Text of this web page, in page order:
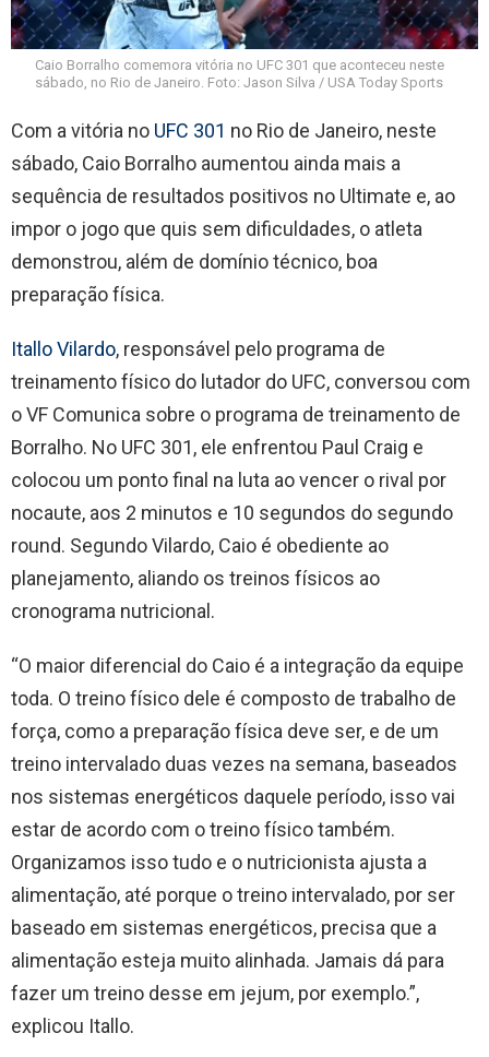
Caio Borralho comemora vitória no UFC 301 que aconteceu neste
sábado, no Rio de Janeiro. Foto: Jason Silva / USA Today Sports
Com a vitória no UFC 301 no Rio de Janeiro, neste
sábado, Caio Borralho aumentou ainda mais a
sequência de resultados positivos no Ultimate e, ao
impor o jogo que quis sem dificuldades, o atleta
demonstrou, além de domínio técnico, boa
preparação física.
Itallo Vilardo, responsável pelo programa de
treinamento físico do lutador do UFC, conversou com
o VF Comunica sobre o programa de treinamento de
Borralho. No UFC 301, ele enfrentou Paul Craig e
colocou um ponto final na luta ao vencer o rival por
nocaute, aos 2 minutos e 10 segundos do segundo
round. Segundo Vilardo, Caio é obediente ao
planejamento, aliando os treinos físicos ao
cronograma nutricional.
“O maior diferencial do Caio é a integração da equipe
toda. O treino físico dele é composto de trabalho de
força, como a preparação física deve ser, e de um
treino intervalado duas vezes na semana, baseados
nos sistemas energéticos daquele período, isso vai
estar de acordo com o treino físico também.
Organizamos isso tudo e o nutricionista ajusta a
alimentação, até porque o treino intervalado, por ser
baseado em sistemas energéticos, precisa que a
alimentação esteja muito alinhada. Jamais dá para
fazer um treino desse em jejum, por exemplo.”,
explicou Itallo.